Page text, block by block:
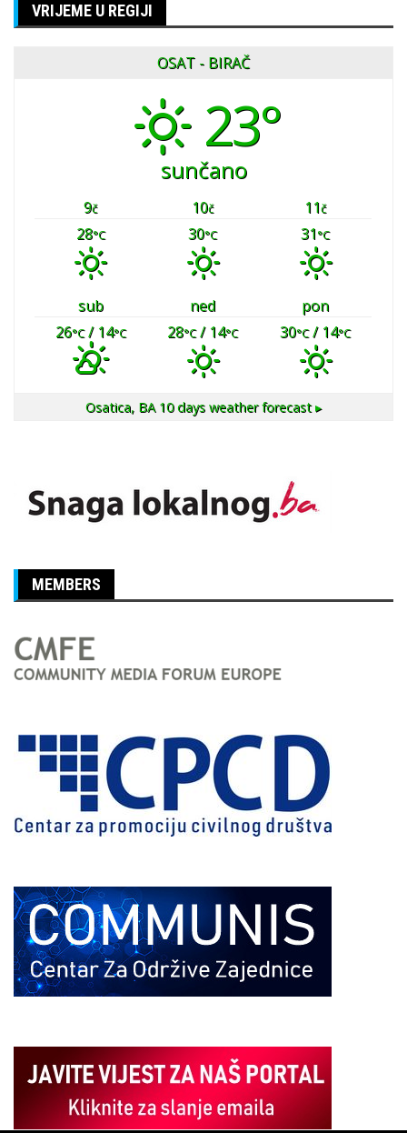
VRIJEME U REGIJI
OSAT - BIRAČ
23°
sunčano
9č 10č 11č
28°C 30°C 31°C
sub ned
pon
26°C/ 14°C 28°C/ 14°C 30°C/ 14°C
Osatica, BA10 days weather forecast ▸
MEMBERS